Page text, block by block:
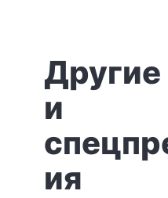
Другие
и
ия